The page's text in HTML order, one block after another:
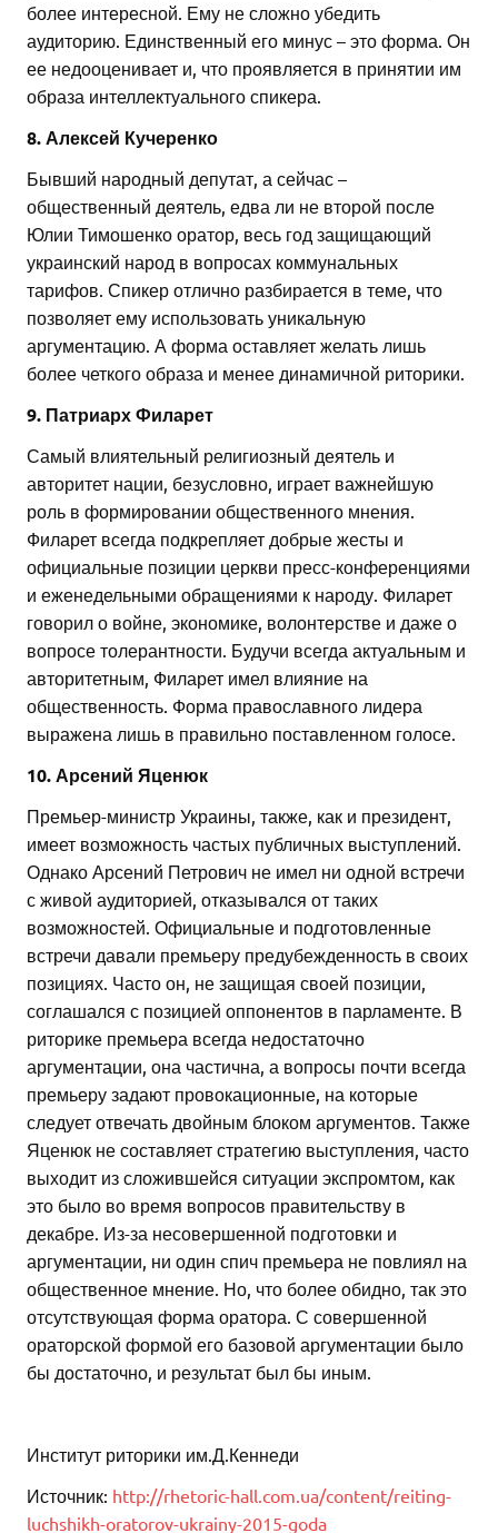
более интересной. Ему не сложно убедить
аудиторию. Единственный его минус – это форма. Он
ее недооценивает и, что проявляется в принятии им
образа интеллектуального спикера.
8. Алексей Кучеренко
Бывший народный депутат, а сейчас –
общественный деятель, едва ли не второй после
Юлии Тимошенко оратор, весь год защищающий
украинский народ в вопросах коммунальных
тарифов. Спикер отлично разбирается в теме, что
позволяет ему использовать уникальную
аргументацию. А форма оставляет желать лишь
более четкого образа и менее динамичной риторики.
9. Патриарх Филарет
Самый влиятельный религиозный деятель и
авторитет нации, безусловно, играет важнейшую
роль в формировании общественного мнения.
Филарет всегда подкрепляет добрые жесты и
официальные позиции церкви пресс-конференциями
и еженедельными обращениями к народу. Филарет
говорил о войне, экономике, волонтерстве и даже о
вопросе толерантности. Будучи всегда актуальным и
авторитетным, Филарет имел влияние на
общественность. Форма православного лидера
выражена лишь в правильно поставленном голосе.
10. Арсений Яценюк
Премьер-министр Украины, также, как и президент,
имеет возможность частых публичных выступлений.
Однако Арсений Петрович не имел ни одной встречи
с живой аудиторией, отказывался от таких
возможностей. Официальные и подготовленные
встречи давали премьеру предубежденность в своих
позициях. Часто он, не защищая своей позиции,
соглашался с позицией оппонентов в парламенте. В
риторике премьера всегда недостаточно
аргументации, она частична, а вопросы почти всегда
премьеру задают провокационные, на которые
следует отвечать двойным блоком аргументов. Также
Яценюк не составляет стратегию выступления, часто
выходит из сложившейся ситуации экспромтом, как
это было во время вопросов правительству в
декабре. Из-за несовершенной подготовки и
аргументации, ни один спич премьера не повлиял на
общественное мнение. Но, что более обидно, так это
отсутствующая форма оратора. С совершенной
ораторской формой его базовой аргументации было
бы достаточно, и результат был бы иным.
Институт риторики им.Д.Кеннеди
Источник: http://rhetoric-hall.com.ua/content/reiting-
luchshikh-oratorov-ukrainy-2015-goda